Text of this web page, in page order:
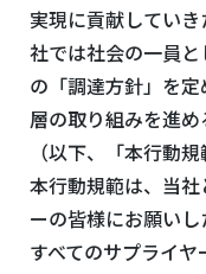
実現に貢献してい
社では社会の一員
の「調達方針」を
層の取り組みを進
（以下、「本行動
本行動規範は、当
ーの皆様にお願いし
すべてのサプライ